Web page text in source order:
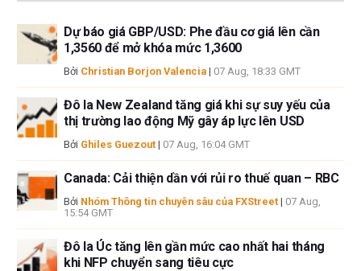
Dự báo giá GBP/USD: Phe đầu cơ giá lên cần
1,3560 để mở khóa mức 1,3600
Bởi Christian Borjon Valencia | 07 Aug, 18:33 GMT
Đô la New Zealand tăng giá khi sự suy yếu của
thị trường lao động Mỹ gây áp lực lên USD
Bởi Ghiles Guezout | 07 Aug, 16:04 GMT
Canada: Cải thiện dần với rủi ro thuế quan – RBC
Bởi Nhóm Thông tin chuyên sâu của FXStreet | 07 Aug,
15:54 GMT
Đô la Úc tăng lên gần mức cao nhất hai tháng
khi NFP chuyển sang tiêu cực